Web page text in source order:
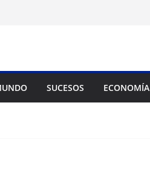
SUCESOS ECONOMÍA